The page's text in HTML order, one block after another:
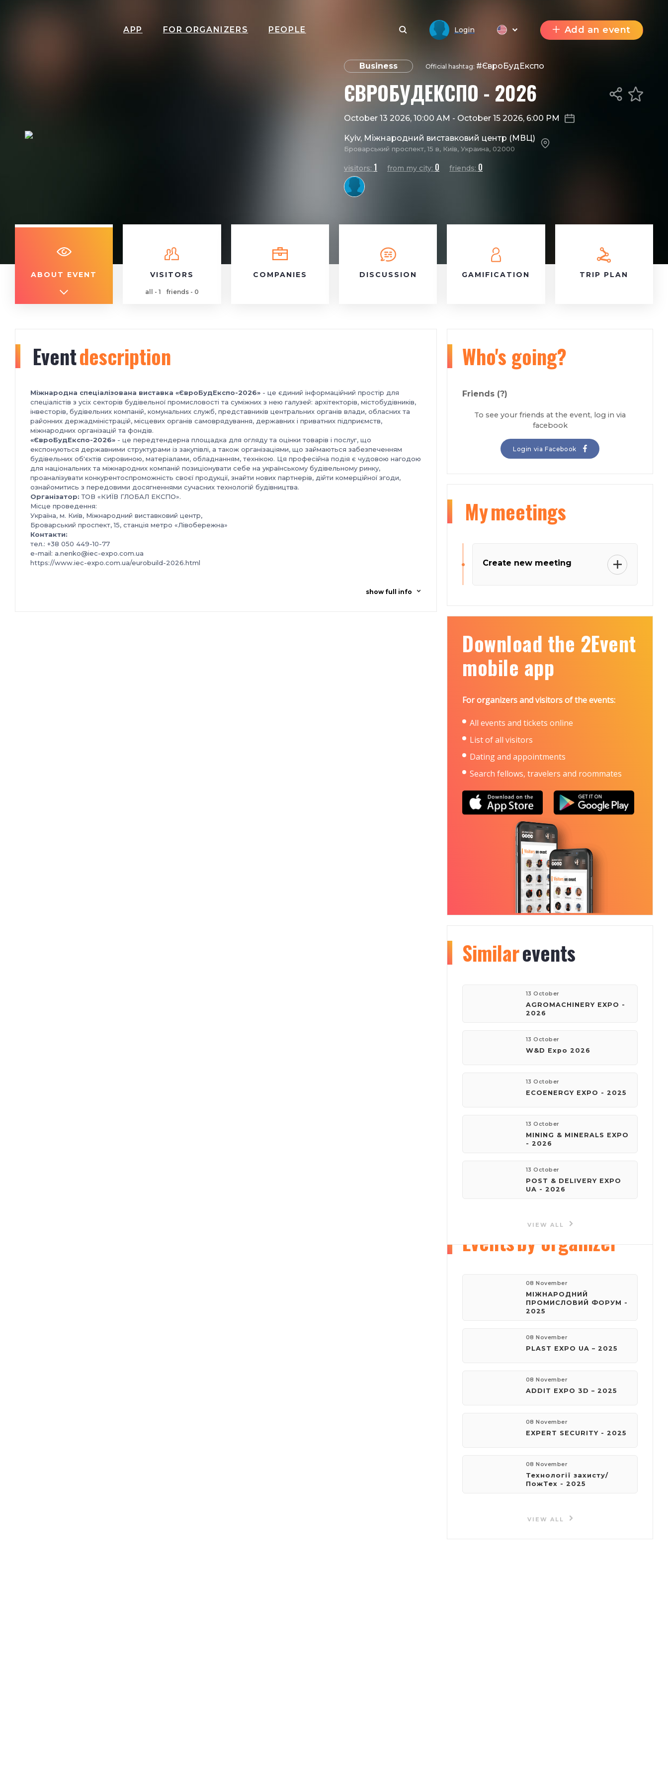
APP FOR ORGANIZERS PEOPLE Login Add an event
Business Official hashtag: #ЄвроБудЕкспо
ЄВРОБУДЕКСПО - 2026
October 13 2026, 10:00 AM - October 15 2026, 6:00 PM
Kyiv, Міжнародний виставковий центр (МВЦ)
Броварський проспект, 15 в, Київ, Украина, 02000
visitors: 1 from my city: 0 friends: 0
ABOUT EVENT VISITORS
all - 1 friends - 0
COMPANIES DISCUSSION GAMIFICATION TRIP PLAN
Eventdescription
Міжнародна спеціалізована виставка «ЄвроБудЕкспо-2026» - це єдиний інформаційний простір для
спеціалістів з усіх секторів будівельної промисловості та суміжних з нею галузей: архітекторів, містобудівників,
інвесторів, будівельних компаній, комунальних служб, представників центральних органів влади, обласних та
районних держадміністрацій, місцевих органів самоврядування, державних і приватних підприємств,
міжнародних організацій та фондів.
«ЄвроБудЕкспо-2026» - це передтендерна площадка для огляду та оцінки товарів і послуг, що
експонуються державними структурами із закупівлі, а також організаціями, що займаються забезпеченням
будівельних об'єктів сировиною, матеріалами, обладнанням, технікою. Ця професійна подія є чудовою нагодою
для національних та міжнародних компаній позиціонувати себе на українському будівельному ринку,
проаналізувати конкурентоспроможність своєї продукції, знайти нових партнерів, дійти комерційної згоди,
ознайомитись з передовими досягненнями сучасних технологій будівництва.
Організатор: ТОВ «КИЇВ ГЛОБАЛ ЕКСПО».
Місце проведення:
Україна, м. Київ, Міжнародний виставковий центр,
Броварський проспект, 15, станція метро «Лівобережна»
Контакти:
тел.: +38 050 449-10-77
e-mail: a.nenko@iec-expo.com.ua
https://www.iec-expo.com.ua/eurobuild-2026.html
show full info
Who's going?
Friends (?)
To see your friends at the event, log in via
facebook
Login via Facebook
Mymeetings
Create new meeting
Download the 2Event
mobile app
For organizers and visitors of the events:
All events and tickets online
List of all visitors
Dating and appointments
Search fellows, travelers and roommates
Organizerinfo
150
phone:
e-mail:
reklama@iec-expo.com.ua
Visit website
Eventsby organizer
08 November
МІЖНАРОДНИЙ
ПРОМИСЛОВИЙ ФОРУМ -
2025
08 November
PLAST EXPO UA – 2025
08 November
ADDIT EXPO 3D – 2025
08 November
EXPERT SECURITY - 2025
08 November
Технології захисту/
ПожТех - 2025
VIEW ALL
Similarevents
13 October
AGROMACHINERY EXPO -
2026
13 October
W&D Expo 2026
13 October
ECOENERGY EXPO - 2025
13 October
MINING & MINERALS EXPO
- 2026
13 October
POST & DELIVERY EXPO
UA - 2026
VIEW ALL